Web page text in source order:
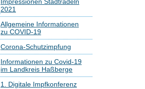
Impressionen Stadtradeln
2021
Allgemeine Informationen
zu COVID-19
Corona-Schutzimpfung
Informationen zu Covid-19
im Landkreis Haßberge
1. Digitale Impfkonferenz